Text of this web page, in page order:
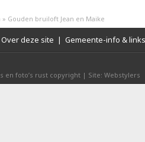
» Gouden bruiloft Jean en Maike
Over deze site | Gemeente-info & links
en foto’s rust copyright | Site: Webstylers